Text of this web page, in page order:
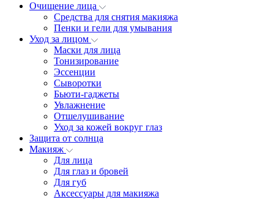
Очищение лица
Средства для снятия макияжа
Пенки и гели для умывания
Уход за лицом
Маски для лица
Тонизирование
Эссенции
Сыворотки
Бьюти-гаджеты
Увлажнение
Отшелушивание
Уход за кожей вокруг глаз
Защита от солнца
Макияж
Для лица
Для глаз и бровей
Для губ
Аксессуары для макияжа